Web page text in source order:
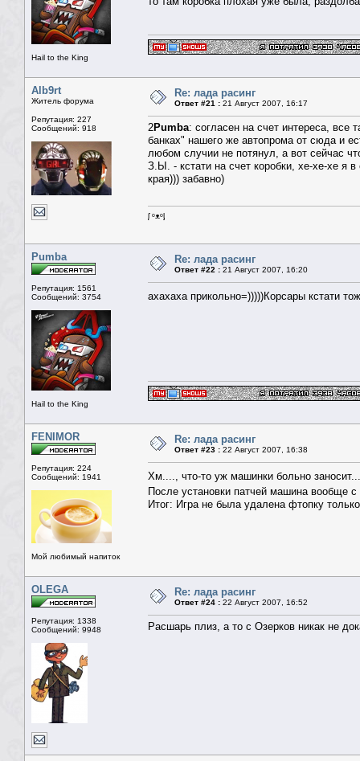
Hail to the King
Alb9rt
Житель форума
Репутация: 227
Сообщений: 918
Re: лада расинг
Ответ #21 : 21 Август 2007, 16:17
2Pumba: согласен на счет интереса, все
банках" нашего же автопрома от сюда и
любом случии не потянул, а вот сейчас
З.Ы. - кстати на счет коробки, хе-хе-хе я
края))) забавно)
ᶘ ᵒᴥᵒᶅ
Pumba
Репутация: 1561
Сообщений: 3754
Hail to the King
Re: лада расинг
Ответ #22 : 21 Август 2007, 16:20
ахахаха прикольно=)))))Корсары кстати
FENIMOR
Репутация: 224
Сообщений: 1941
Мой любимый напиток
Re: лада расинг
Ответ #23 : 22 Август 2007, 16:38
Хм...., что-то уж машинки больно
После установки патчей машина вообще
Итог: Игра не была удалена фтопку
OLEGA
Репутация: 1338
Сообщений: 9948
Re: лада расинг
Ответ #24 : 22 Август 2007, 16:52
Расшарь плиз, а то с Озерков никак не